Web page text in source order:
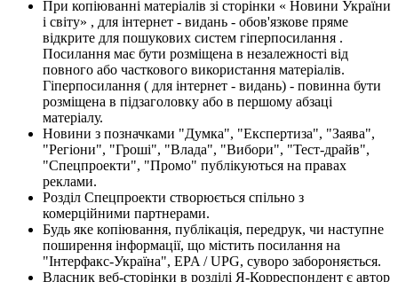
При копіюванні матеріалів зі сторінки « Новини України
і світу» , для інтернет - видань - обов'язкове пряме
відкрите для пошукових систем гіперпосилання .
Посилання має бути розміщена в незалежності від
повного або часткового використання матеріалів.
Гіперпосилання ( для інтернет - видань) - повинна бути
розміщена в підзаголовку або в першому абзаці
матеріалу.
Новини з позначками "Думка", "Експертиза", "Заява",
"Регіони", "Гроші", "Влада", "Вибори", "Тест-драйв",
"Спецпроекти", "Промо" публікуються на правах
реклами.
Розділ Спецпроекти створюється спільно з
комерційними партнерами.
Будь яке копіювання, публікація, передрук, чи наступне
поширення інформації, що містить посилання на
"Інтерфакс-Україна", EPA / UPG, суворо забороняється.
Власник веб-сторінки в розділі Я-Корреспондент є автор